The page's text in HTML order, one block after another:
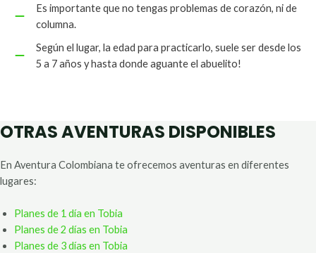
Es importante que no tengas problemas de corazón, ni de
columna.
Según el lugar, la edad para practicarlo, suele ser desde los
5 a 7 años y hasta donde aguante el abuelito!
OTRAS AVENTURAS DISPONIBLES
En Aventura Colombiana te ofrecemos aventuras en diferentes
lugares:
Planes de 1 día en Tobia
Planes de 2 días en Tobia
Planes de 3 días en Tobia